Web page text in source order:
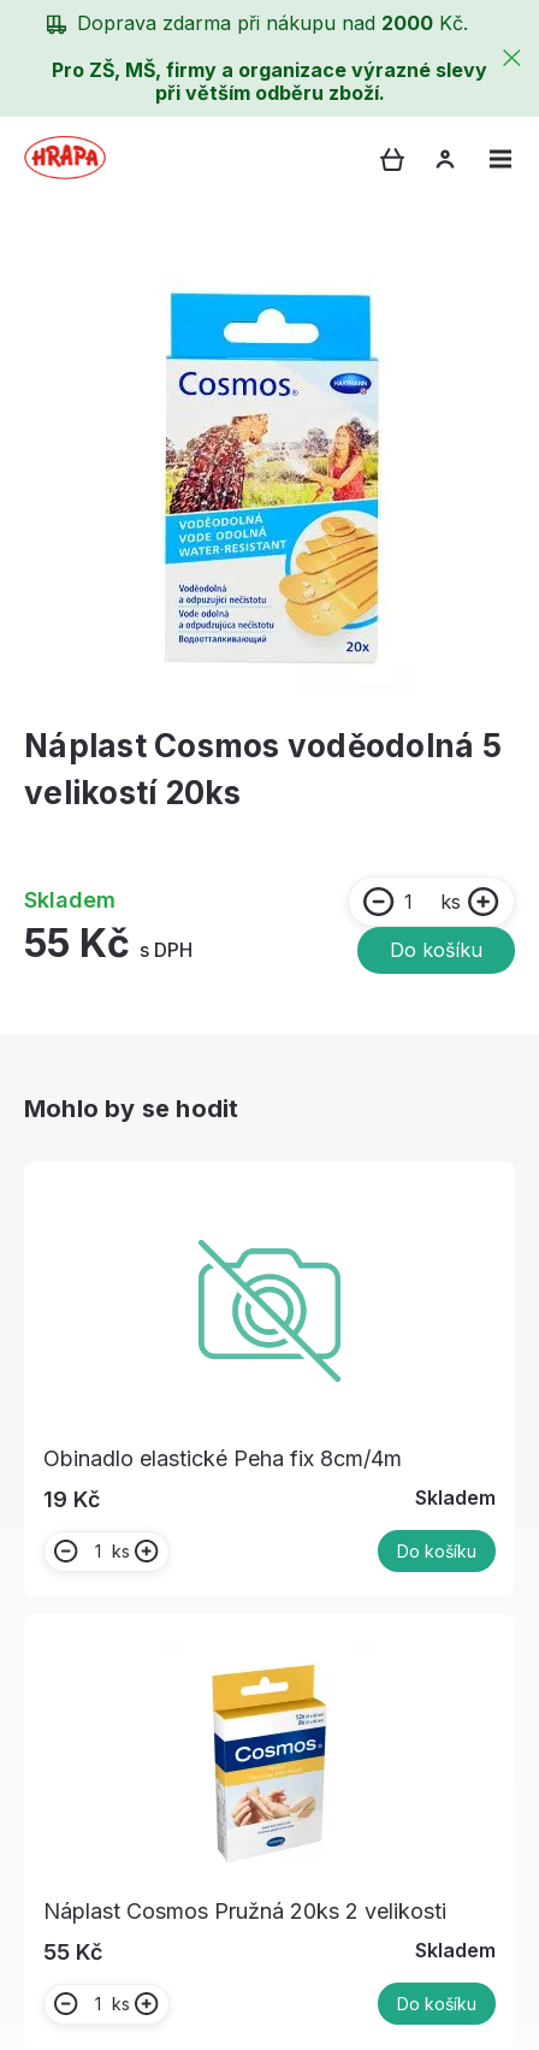
Doprava zdarma při nákupu nad 2000 Kč.
Pro ZŠ, MŠ, firmy a organizace výrazné slevy
při větším odběru zboží.
Náplast Cosmos voděodolná 5
velikostí 20ks
Skladem
55 Kč s DPH
ks
Do košíku
Mohlo by se hodit
Obinadlo elastické Peha fix 8cm/4m
19 Kč
Skladem
ks Do košíku
Náplast Cosmos Pružná 20ks 2 velikosti
55 Kč
Skladem
ks Do košíku